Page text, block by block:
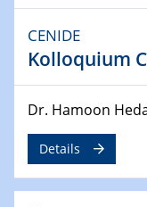
CENIDE & WIN
MATURE
Speaker: Jonathan
10.04.2024 -
CENIDE
Kolloquium
Dr. Hamoon
Details